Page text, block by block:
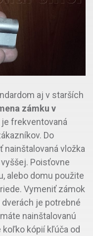
aj v starších
zámku v
je frekventovaná
Do
vložka
Poisťovne
alebo domu použite
Vymeniť zámok
je potrebné
nainštalovanú
kópií kľúča od